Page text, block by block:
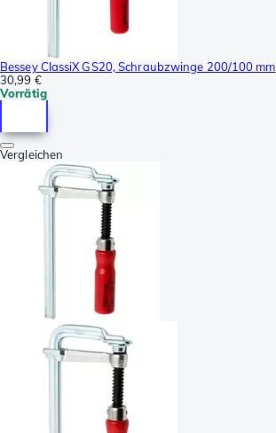
Bessey ClassiX GS20, Schraubzwinge 200/100 mm
30,99 €
Vorrätig
Vergleichen